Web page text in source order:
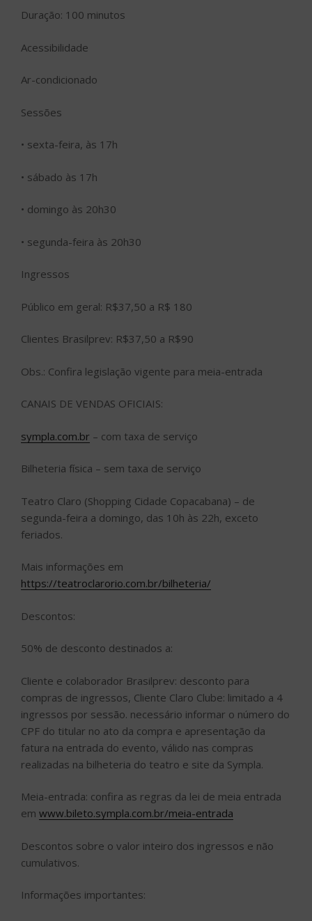
Duração: 100 minutos
Acessibilidade
Ar-condicionado
Sessões
• sexta-feira, às 17h
• sábado às 17h
• domingo às 20h30
• segunda-feira às 20h30
Ingressos
Público em geral: R$37,50 a R$ 180
Clientes Brasilprev: R$37,50 a R$90
Obs.: Confira legislação vigente para meia-entrada
CANAIS DE VENDAS OFICIAIS:
sympla.com.br – com taxa de serviço
Bilheteria física – sem taxa de serviço
Teatro Claro (Shopping Cidade Copacabana) – de
segunda-feira a domingo, das 10h às 22h, exceto
feriados.
Mais informações em
https://teatroclarorio.com.br/bilheteria/
Descontos:
50% de desconto destinados a:
Cliente e colaborador Brasilprev: desconto para
compras de ingressos, Cliente Claro Clube: limitado a 4
ingressos por sessão. necessário informar o número do
CPF do titular no ato da compra e apresentação da
fatura na entrada do evento, válido nas compras
realizadas na bilheteria do teatro e site da Sympla.
Meia-entrada: confira as regras da lei de meia entrada
em www.bileto.sympla.com.br/meia-entrada
Descontos sobre o valor inteiro dos ingressos e não
cumulativos.
Informações importantes: